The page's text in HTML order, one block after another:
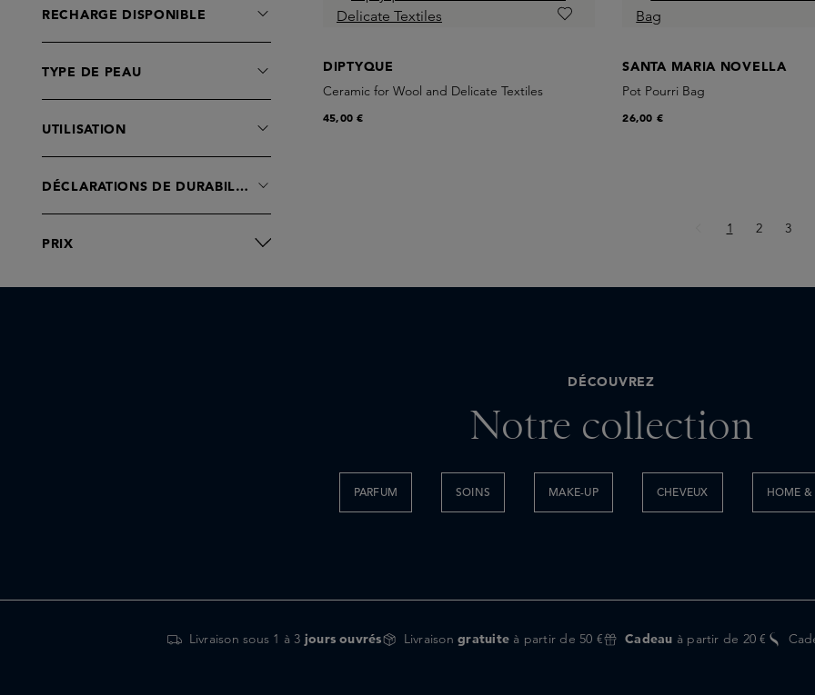
Dr. Vranjes Firenze
Essential Parfums
Fornasetti Profumi
Fugazzi
Leif
RECHARGE DISPONIBLE
TYPE DE PEAU
UTILISATION
DÉCLARATIONS DE DURABILITÉ
PRIX
DIPTYQUE
Ceramic for Wool and Delicate Textiles
45,00 €
SANTA MARIA NOVELLA
Pot Pourri Bag
26,00 €
Page
1 Page
2 Page
3
DÉCOUVREZ
Notre collection
PARFUM SOINS MAKE-UP CHEVEUX HOME &
Livraison sous 1 à 3 jours ouvrés Livraisongratuite à partir de 50 € Cadeau à partir de 20 €